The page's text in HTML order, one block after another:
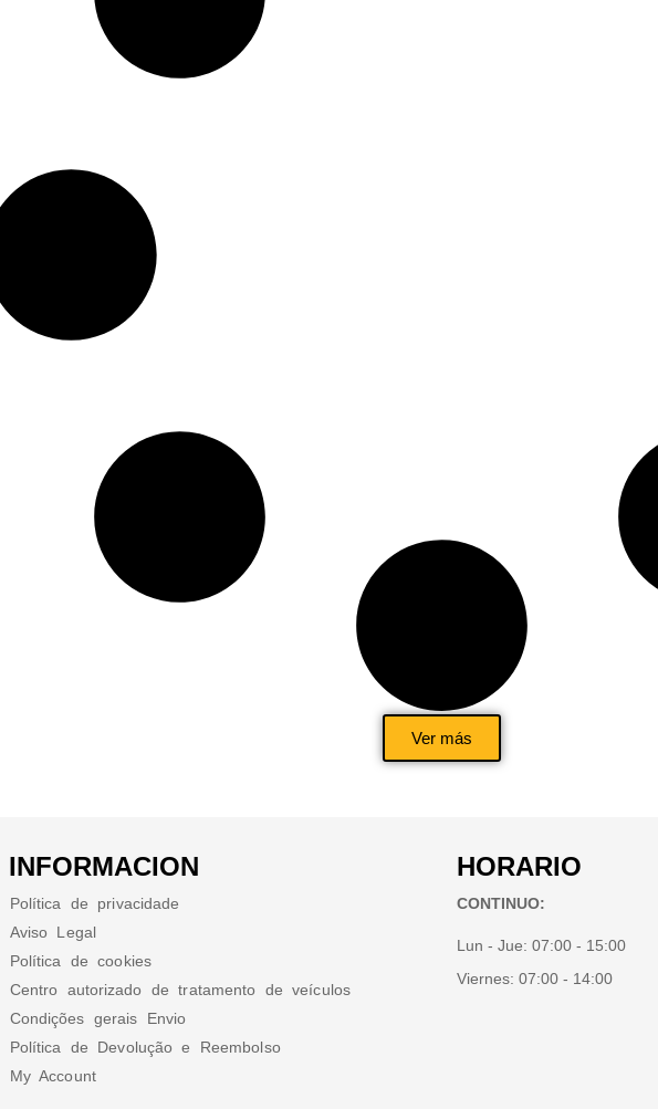
Ver más
INFORMACION
Política de privacidade
Aviso Legal
Política de cookies
Centro autorizado de tratamento de veículos
Condições gerais Envio
Política de Devolução e Reembolso
My Account
HORARIO
CONTINUO:
Lun - Jue:07:00 - 15:00
Viernes:07:00 - 14:00